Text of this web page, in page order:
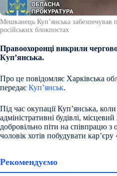
Мешканець Купʼянська
російських блокпостах
Правоохоронці викрили
Купʼянська.
Про це повідомляє Харківська
передає Куп’янськ.
Під час окупації Купʼянська,
адміністративні будівлі,
добровільно піти на співпрацю
чоловік хотів побудувати
Рекомендуємо